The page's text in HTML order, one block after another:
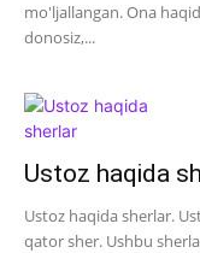
mo'ljallangan. Ona
donosiz,...
Ustoz haqida
Ustoz haqida sherlar.
qator sher. Ushbu